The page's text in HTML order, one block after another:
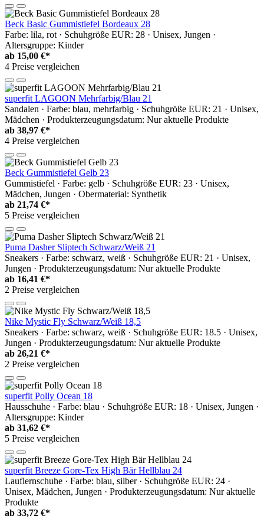
Beck Basic Gummistiefel Bordeaux 28
Farbe: lila, rot · Schuhgröße EUR: 28 · Unisex, Jungen ·
Altersgruppe: Kinder
ab 15,00 €*
4 Preise vergleichen
superfit LAGOON Mehrfarbig/Blau 21
Sandalen · Farbe: blau, mehrfarbig · Schuhgröße EUR: 21 · Unisex,
Mädchen · Produkterzeugungsdatum: Nur aktuelle Produkte
ab 38,97 €*
4 Preise vergleichen
Beck Gummistiefel Gelb 23
Gummistiefel · Farbe: gelb · Schuhgröße EUR: 23 · Unisex,
Mädchen, Jungen · Obermaterial: Synthetik
ab 21,74 €*
5 Preise vergleichen
Puma Dasher Sliptech Schwarz/Weiß 21
Sneakers · Farbe: schwarz, weiß · Schuhgröße EUR: 21 · Unisex,
Jungen · Produkterzeugungsdatum: Nur aktuelle Produkte
ab 16,41 €*
2 Preise vergleichen
Nike Mystic Fly Schwarz/Weiß 18,5
Sneakers · Farbe: schwarz, weiß · Schuhgröße EUR: 18.5 · Unisex,
Jungen · Produkterzeugungsdatum: Nur aktuelle Produkte
ab 26,21 €*
2 Preise vergleichen
superfit Polly Ocean 18
Hausschuhe · Farbe: blau · Schuhgröße EUR: 18 · Unisex, Jungen ·
Altersgruppe: Kinder
ab 31,62 €*
5 Preise vergleichen
superfit Breeze Gore-Tex High Bär Hellblau 24
Lauflernschuhe · Farbe: blau, silber · Schuhgröße EUR: 24 ·
Unisex, Mädchen, Jungen · Produkterzeugungsdatum: Nur aktuelle
Produkte
ab 33,72 €*